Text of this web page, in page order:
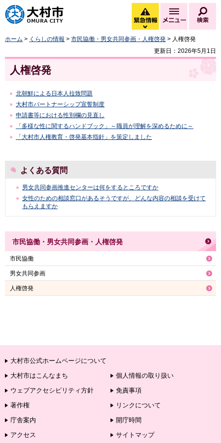
大村市
緊急情報
緊急情報を開く
メニュー
ホーム > くらしの情報 > 市民協働・男女共同参画・人権啓発 > 人権啓発
更新日：2026年5月1日
人権啓発
北朝鮮による日本人拉致問題
大村市パートナーシップ宣誓制度
申請書等における性別欄の見直し
「多様な性に関するハンドブック」～職員が理解を深めるために～
「大村市人権教育・啓発基本指針」を策定しました
よくある質問
男女共同参画推進センターは何をするところですか
女性のための相談窓口があるそうですが、どんな内容の相談を受けて
もらえますか
市民協働・男女共同参画・人権啓発
市民協働
男女共同参画
人権啓発
大村市公式ホームページについて
大村市はこんなまち
個人情報の取り扱い
ウェブアクセシビリティ方針
免責事項
著作権
リンクについて
庁舎案内
開庁時間
アクセス
サイトマップ